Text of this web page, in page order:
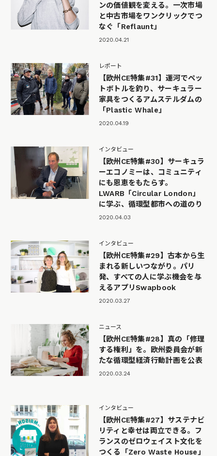
ンの価値観を変える。一次市場
と中古市場をワンクリックでつ
なぐ「Reflaunt」
2020.04.21
レポート
【欧州CE特集#31】運河でペッ
トボトルを釣り、サーキュラー
家具をつくるアムステルダムの
「Plastic Whale」
2020.04.19
インタビュー
【欧州CE特集#30】サーキュラ
ーエコノミーは、コミュニティ
にも恩恵をもたらす。
LWARB「Circular London」
に学ぶ、循環型都市への道のり
2020.04.03
インタビュー
【欧州CE特集#29】古本から生
まれる新しいつながり。パリ
発、すべての人に学ぶ機会を与
えるアプリSwapbook
2020.03.27
ニュース
【欧州CE特集#28】真の「修理
する権利」を。欧州委員会が新
たな循環型経済行動計画を公表
2020.03.24
インタビュー
【欧州CE特集#27】サステナビ
リティと幸せは両立できる。フ
ランスのゼロウェイスト文化を
つくる「Zero Waste House」